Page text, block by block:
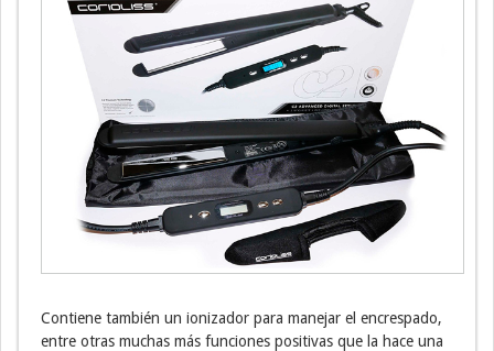
Contiene también un ionizador para manejar el encrespado,
entre otras muchas más funciones positivas que la hace una